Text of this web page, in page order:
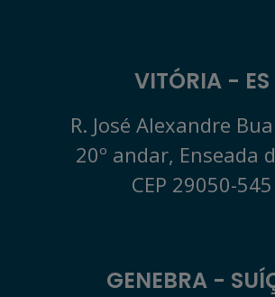
VITÓRIA - ES
R. José Alexandre
20º andar, Enseada
CEP 29050-545
GENEBRA -